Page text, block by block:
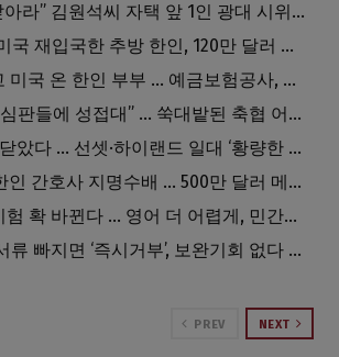
[화제] “내 돈 갚아라” 김원석씨 자택 앞 1인 광대 시위 … 한인 투자사, “108만 달러 못받아”
위조여권으로 미국 재입국한 추방 한인, 120만 달러 은행 사기 행각
’10억 빚’ 안갚고 미국 온 한인 부부 … 예금보험공사, 미국서 소송
[충격] “외국인 심판들에 성접대” … 쑥대밭된 축협 어디까지 추락하나
칙필레마저 문 닫았다 … 선셋·하이랜드 일대 ‘황량한 거리’로
연방 당국, LA 한인 간호사 지명수배 … 500만 달러 메디캐어 사기, 선고 직전 한국 도주
[이민]시민권 시험 확 바뀐다 … 영어 더 어렵게, 민간시험 도입 추진
[이민] 영주권 서류 빠지면 ‘즉시거부’, 보완기회 없다 … 이민심사 8월부터 확 바뀐다
PREV NEXT